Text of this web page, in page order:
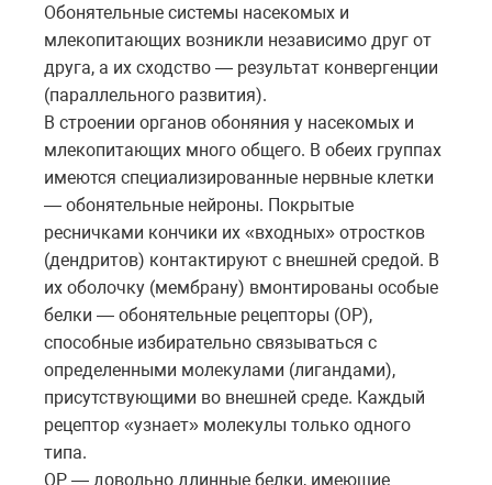
Обонятельные системы насекомых и
млекопитающих возникли независимо друг от
друга, а их сходство — результат конвергенции
(параллельного развития).
В строении органов обоняния у насекомых и
млекопитающих много общего. В обеих группах
имеются специализированные нервные клетки
— обонятельные нейроны. Покрытые
ресничками кончики их «входных» отростков
(дендритов) контактируют с внешней средой. В
их оболочку (мембрану) вмонтированы особые
белки — обонятельные рецепторы (ОР),
способные избирательно связываться с
определенными молекулами (лигандами),
присутствующими во внешней среде. Каждый
рецептор «узнает» молекулы только одного
типа.
ОР — довольно длинные белки, имеющие